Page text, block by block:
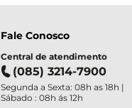
Fale Conosco
Central de atendimento
(085) 3214-7900
Segunda a Sexta: 08h as 18h |
Sábado : 08h ás 12h